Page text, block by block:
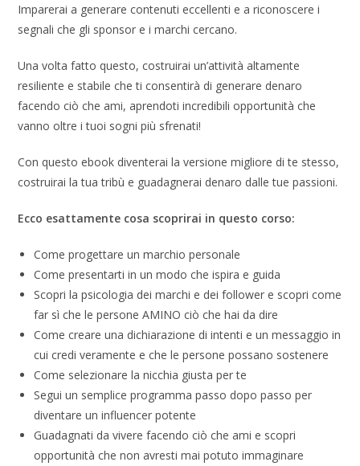
Imparerai a generare contenuti eccellenti e a riconoscere i
segnali che gli sponsor e i marchi cercano.
Una volta fatto questo, costruirai un’attività altamente
resiliente e stabile che ti consentirà di generare denaro
facendo ciò che ami, aprendoti incredibili opportunità che
vanno oltre i tuoi sogni più sfrenati!
Con questo ebook diventerai la versione migliore di te stesso,
costruirai la tua tribù e guadagnerai denaro dalle tue passioni.
Ecco esattamente cosa scoprirai in questo corso:
Come progettare un marchio personale
Come presentarti in un modo che ispira e guida
Scopri la psicologia dei marchi e dei follower e scopri come
far sì che le persone AMINO ciò che hai da dire
Come creare una dichiarazione di intenti e un messaggio in
cui credi veramente e che le persone possano sostenere
Come selezionare la nicchia giusta per te
Segui un semplice programma passo dopo passo per
diventare un influencer potente
Guadagnati da vivere facendo ciò che ami e scopri
opportunità che non avresti mai potuto immaginare